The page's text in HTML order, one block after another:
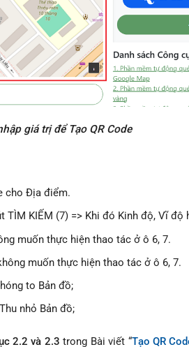
giá trị để Tạo QR Code
cho Địa điểm.
KIẾM (7) => Khi đó Kinh độ, Vĩ độ
muốn thực hiện thao tác ở ô 6, 7.
muốn thực hiện thao tác ở ô 6, 7.
to Bản đồ;
nhỏ Bản đồ;
2.2 và 2.3 trong Bài viết “Tạo QR